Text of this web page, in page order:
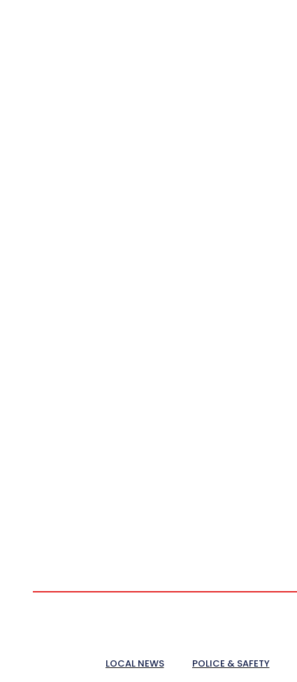
LOCAL NEWS POLICE & SAFETY